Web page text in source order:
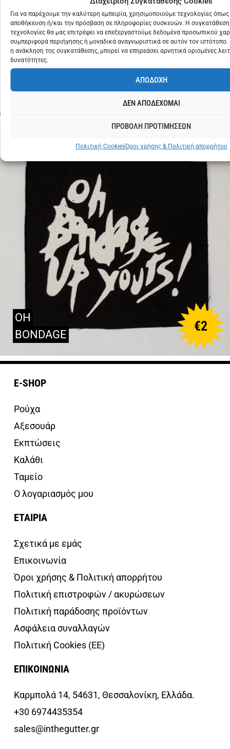
Για να παρέχουμε την καλύτερη εμπειρία, χρησιμοποιούμε τεχνολογίες
αποθήκευση ή/και την πρόσβαση σε πληροφορίες συσκευών. Η συγκατάθεση
τεχνολογίες θα μας επιτρέψει να επεξεργαστούμε δεδομένα προσωπικού
συμπεριφορά περιήγησης ή μοναδικά αναγνωριστικά σε αυτόν τον
η ανάκληση της συγκατάθεσης, μπορεί να επηρεάσει αρνητικά ορισμένες
δυνατότητες.
ΑΠΟΔΟΧΗ
ΔΕΝ ΑΠΟΔΕΧΟΜΑΙ
ΠΡΟΒΟΛΗ ΠΡΟΤΙΜΗΣΕΩΝ
Πολιτική CookiesΌροι χρήσης & Πολιτική απορρήτου
GIRL
OH
BONDAGE
€2
E-SHOP
Ρούχα
Αξεσουάρ
Εκπτώσεις
Καλάθι
Ταμείο
Ο λογαριασμός μου
ΕΤΑΙΡΙΑ
Σχετικά με εμάς
Επικοινωνία
Όροι χρήσης & Πολιτική απορρήτου
Πολιτική επιστροφών / ακυρώσεων
Πολιτική παράδοσης προϊόντων
Ασφάλεια συναλλαγών
Πολιτική Cookies (ΕΕ)
ΕΠΙΚΟΙΝΩΝΙΑ
Καρμπολά 14, 54631, Θεσσαλονίκη, Ελλάδα.
+30 6974435354
sales@inthegutter.gr